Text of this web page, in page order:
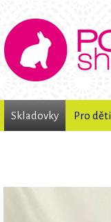
Skladovky Pro děti